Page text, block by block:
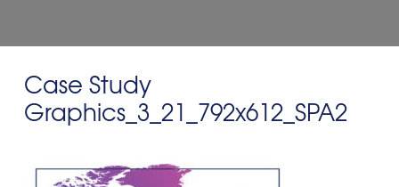
Case Study
Graphics_3_21_792x612_SPA2